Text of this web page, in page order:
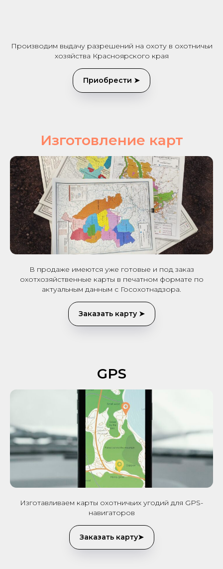
Производим выдачу разрешений на охоту в охотничьи
хозяйства Красноярского края
Приобрести ➤
Изготовление карт
В продаже имеются уже готовые и под заказ
охотхозяйственные карты в печатном формате по
актуальным данным с Госохотнадзора.
Заказать карту ➤
GPS
Изготавливаем карты охотничьих угодий для GPS-
навигаторов
Заказать карту➤